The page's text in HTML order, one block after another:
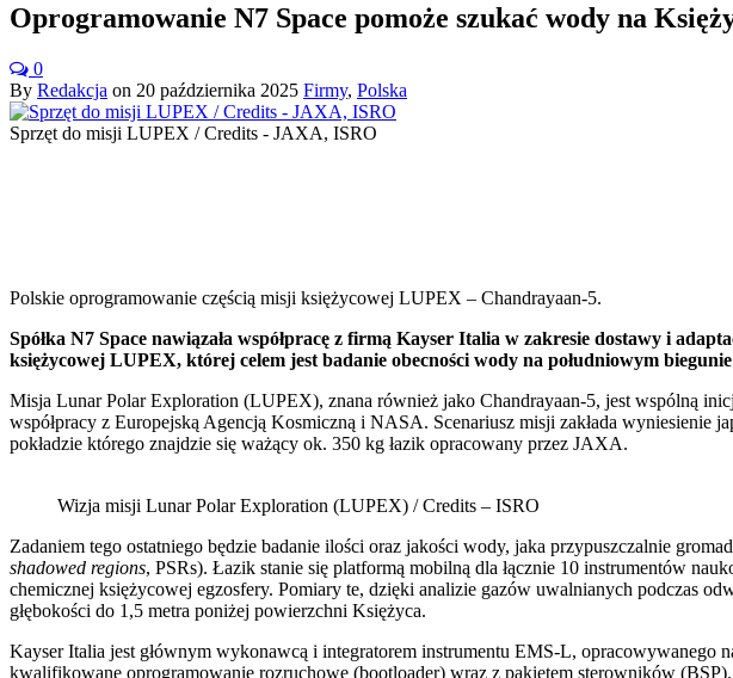
Oprogramowanie N7 Space pomoże szukać wody na
0
By Redakcja on 20 października 2025 Firmy, Polska
Sprzęt do misji LUPEX / Credits - JAXA, ISRO
Polskie oprogramowanie częścią misji księżycowej LUPEX – Chandrayaan-5.
Spółka N7 Space nawiązała współpracę z firmą Kayser Italia w zakresie dostawy i
księżycowej LUPEX, której celem jest badanie obecności wody na południowym
Misja Lunar Polar Exploration (LUPEX), znana również jako Chandrayaan-5, jest wspólną
współpracy z Europejską Agencją Kosmiczną i NASA. Scenariusz misji zakłada wyniesienie
pokładzie którego znajdzie się ważący ok. 350 kg łazik opracowany przez JAXA.
Wizja misji Lunar Polar Exploration (LUPEX) / Credits – ISRO
Zadaniem tego ostatniego będzie badanie ilości oraz jakości wody, jaka przypuszczalnie
shadowed regions, PSRs). Łazik stanie się platformą mobilną dla łącznie 10 instrumentów
chemicznej księżycowej egzosfery. Pomiary te, dzięki analizie gazów uwalnianych podczas
głębokości do 1,5 metra poniżej powierzchni Księżyca.
Kayser Italia jest głównym wykonawcą i integratorem instrumentu EMS-L, opracowywanego
kwalifikowane oprogramowanie rozruchowe (bootloader) wraz z pakietem sterowników (BSP).